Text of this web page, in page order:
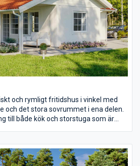
och rymligt fritidshus i vinkel med
och det stora sovrummet i ena delen.
till både kök och storstuga som är
man sig ut till den stora terrassen